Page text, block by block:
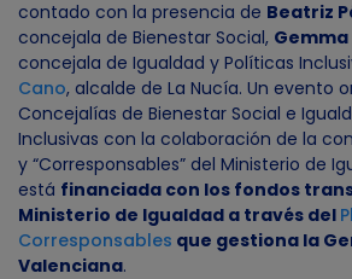
contado con la presencia de Beatriz
concejala de Bienestar Social,
concejala de Igualdad y Políticas
Cano, alcalde de La Nucía. Un evento
Concejalías de Bienestar Social e
Inclusivas con la colaboración de la
y “Corresponsables” del Ministerio de
está financiada con los fondos
Ministerio de Igualdad a través del
Corresponsables que gestiona la
Valenciana.